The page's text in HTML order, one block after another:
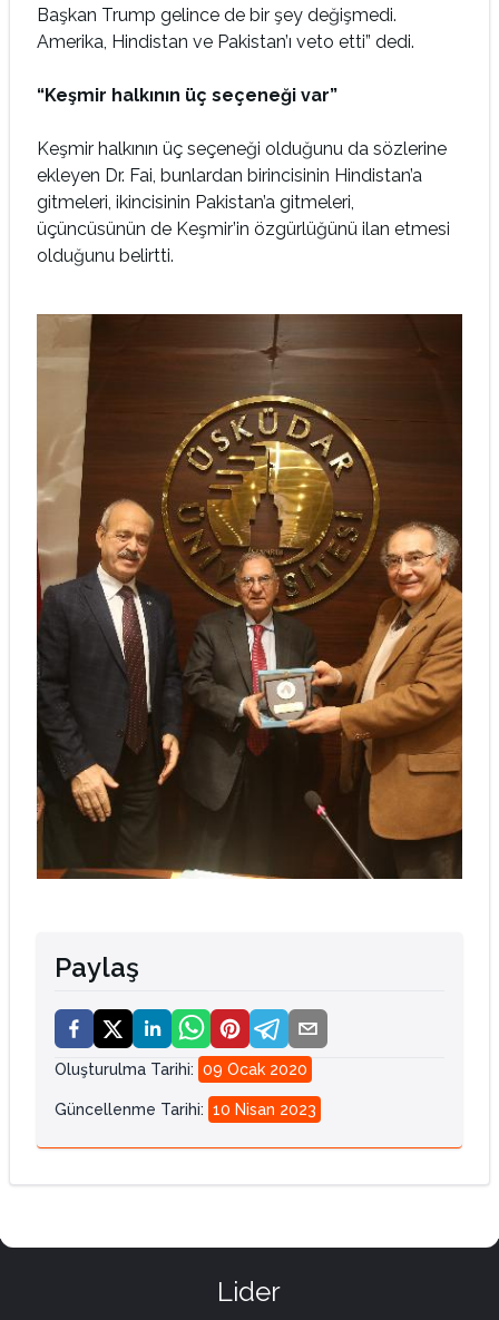
Başkan Trump gelince de bir şey değişmedi.
Amerika, Hindistan ve Pakistan’ı veto etti” dedi.
“Keşmir halkının üç seçeneği var”
Keşmir halkının üç seçeneği olduğunu da sözlerine
ekleyen Dr. Fai, bunlardan birincisinin Hindistan’a
gitmeleri, ikincisinin Pakistan’a gitmeleri,
üçüncüsünün de Keşmir’in özgürlüğünü ilan etmesi
olduğunu belirtti.
Paylaş
Oluşturulma Tarihi: 09 Ocak 2020
Güncellenme Tarihi: 10 Nisan 2023
Lider